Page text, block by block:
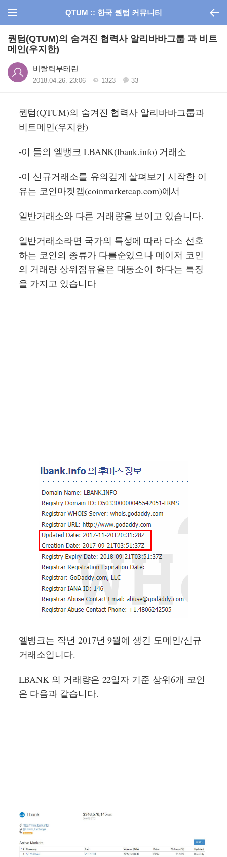
QTUM :: 한국 퀀텀 커뮤니티
퀀텀(QTUM)의 숨겨진 협력사 알리바바그룹 과 비트
메인(우지한)
비탈릭부테린
2018.04.26. 23:06 1323 33
퀀텀(QTUM)의 숨겨진 협력사 알리바바그룹과
비트메인(우지한)
-이 들의 엘뱅크 LBANK(lbank.info) 거래소
-이 신규거래소를 유의깊게 살펴보기 시작한 이
유는 코인마켓캡(coinmarketcap.com)에서
일반거래소와 다른 거래량을 보이고 있습니다.
일반거래소라면 국가의 특성에 따라 다소 선호
하는 코인의 종류가 다를순있으나 메이저 코인
의 거래량 상위점유율은 대동소이 하다는 특징
을 가지고 있습니다
엘뱅크는 작년 2017년 9월에 생긴 도메인/신규
거래소입니다.
LBANK 의 거래량은 22일자 기준 상위6개 코인
은 다음과 같습니다.